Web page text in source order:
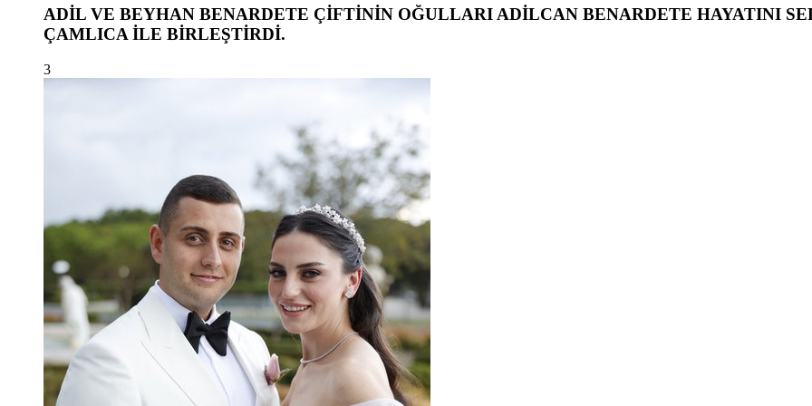
ADİL VE BEYHAN BENARDETE ÇİFTİNİN OĞULLARI ADİLCAN BENARDETE HAYATINI
ÇAMLICA İLE BİRLEŞTİRDİ.
3